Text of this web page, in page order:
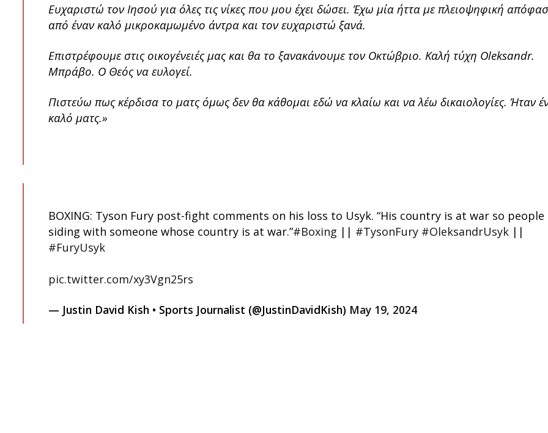
Ευχαριστώ τον Ιησού για όλες τις νίκες που μου έχει δώσει. Έχω μία ήττα με πλειοψηφική
από έναν καλό μικροκαμωμένο άντρα και τον ευχαριστώ ξανά.
Επιστρέφουμε στις οικογένειές μας και θα το ξανακάνουμε τον Οκτώβριο. Καλή τύχη Oleksandr.
Μπράβο. Ο Θεός να ευλογεί.
Πιστεύω πως κέρδισα το ματς όμως δεν θα κάθομαι εδώ να κλαίω και να λέω δικαιολογίες. Ήταν
καλό ματς.»
BOXING: Tyson Fury post-fight comments on his loss to Usyk. “His country is at war so people
siding with someone whose country is at war.”#Boxing || #TysonFury #OleksandrUsyk ||
#FuryUsyk
pic.twitter.com/xy3Vgn25rs
— Justin David Kish • Sports Journalist (@JustinDavidKish) May 19, 2024